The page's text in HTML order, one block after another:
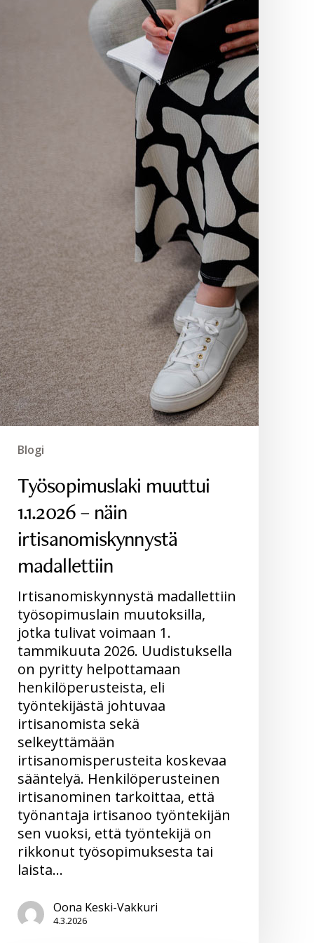
Blogi
Työsopimuslaki muuttui
1.1.2026 – näin
irtisanomiskynnystä
madallettiin
Irtisanomiskynnystä madallettiin
työsopimuslain muutoksilla,
jotka tulivat voimaan 1.
tammikuuta 2026. Uudistuksella
on pyritty helpottamaan
henkilöperusteista, eli
työntekijästä johtuvaa
irtisanomista sekä
selkeyttämään
irtisanomisperusteita koskevaa
sääntelyä. Henkilöperusteinen
irtisanominen tarkoittaa, että
työnantaja irtisanoo työntekijän
sen vuoksi, että työntekijä on
rikkonut työsopimuksesta tai
laista…
Oona Keski-Vakkuri
4.3.2026